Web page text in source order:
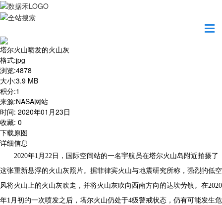
塔尔火山喷发的火山灰
格式:jpg
浏览:4878
大小:3.9 MB
积分:1
来源:NASA网站
时间: 2020年01月23日
收藏: 0
下载原图
详细信息
2020年1月22日，国际空间站的一名宇航员在塔尔火山岛附近拍摄了
这张重新悬浮的火山灰照片。据菲律宾火山与地震研究所称，强烈的低空
风将火山上的火山灰吹走，并将火山灰吹向西南方向的达坎劳镇。在2020
年1月初的一次喷发之后，塔尔火山仍处于4级警戒状态，仍有可能发生危